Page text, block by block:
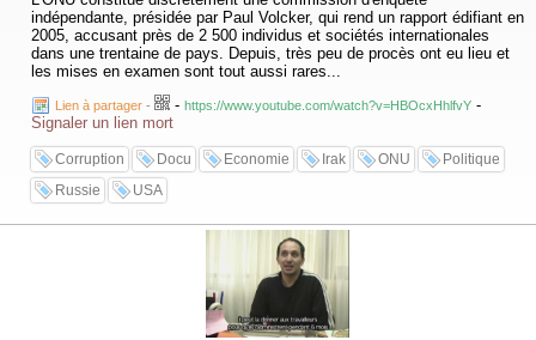
indépendante, présidée par Paul Volcker, qui rend un rapport édifiant en
2005, accusant près de 2 500 individus et sociétés internationales
dans une trentaine de pays. Depuis, très peu de procès ont eu lieu et
les mises en examen sont tout aussi rares...
Lien à partager - - https://www.youtube.com/watch?v=HBOcxHhlfvY -
Signaler un lien mort
Corruption Docu Economie Irak ONU
Politique
Russie
USA